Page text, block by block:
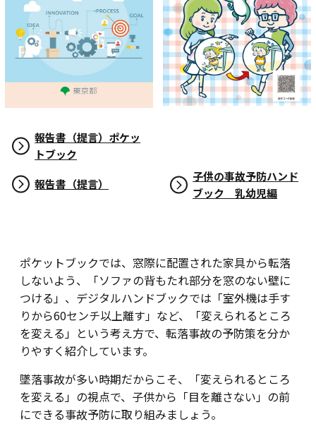
報告書（提言）ポケッ
トブック
報告書（提言）
子供の事故予防ハンド
ブック 乳幼児編
ポケットブックでは、窓際に配置された家具から転落
しないよう、「ソファの背もたれ部分を窓のない壁に
つける」、デジタルハンドブックでは「室外機は手す
りから60センチ以上離す」など、「変えられるところ
を変える」という考え方で、転落事故の予防策を分か
りやすく紹介しています。
墜落事故が多い時期だからこそ、「変えられるところ
を変える」の視点で、子供から「目を離さない」の前
にできる事故予防に取り組みましょう。